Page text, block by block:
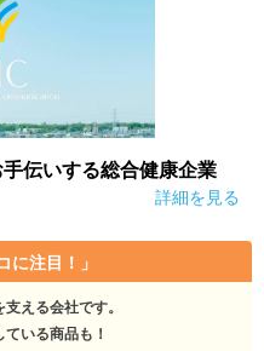
伝いする総合健康企業
詳細を見る
に注目！」
える会社です。
いる商品も！